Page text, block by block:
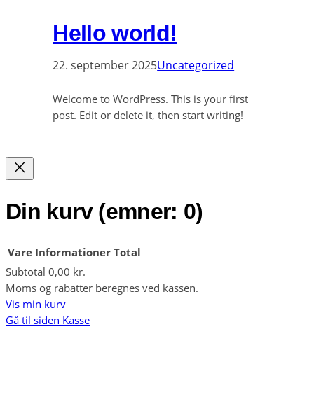
Hello world!
22. september 2025Uncategorized
Welcome to WordPress. This is your first
post. Edit or delete it, then start writing!
Din kurv (emner: 0)
Varer
i
Vare Informationer Total
Subtotal 0,00 kr.
Moms og rabatter beregnes ved kassen.
Vis min kurv
Gå til siden Kasse